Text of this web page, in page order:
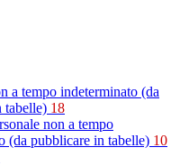
a tempo indeterminato (da
tabelle) 18
non a tempo
(da pubblicare in tabelle) 10